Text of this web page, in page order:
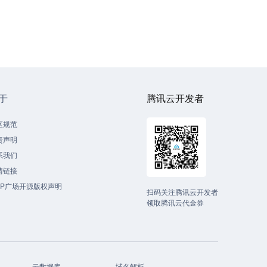
规范
声明
我们
链接
广场开源版权声明
腾讯云开发者
扫码关注腾讯云开发者
领取腾讯云代金券